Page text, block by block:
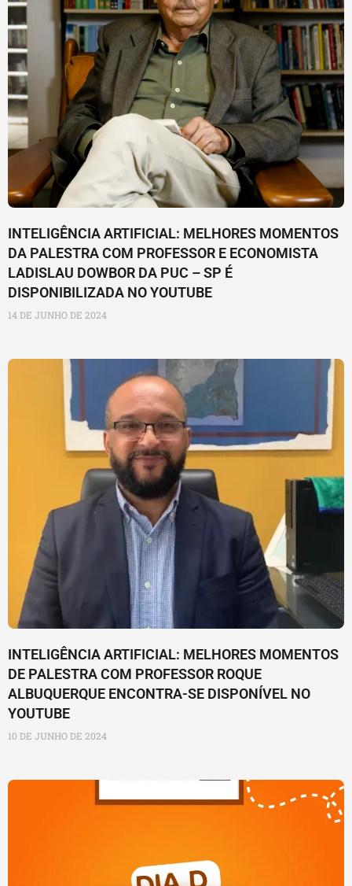
INTELIGÊNCIA ARTIFICIAL: MELHORES MOMENTOS
DA PALESTRA COM PROFESSOR E ECONOMISTA
LADISLAU DOWBOR DA PUC – SP É
DISPONIBILIZADA NO YOUTUBE
14 DE JUNHO DE 2024
INTELIGÊNCIA ARTIFICIAL: MELHORES MOMENTOS
DE PALESTRA COM PROFESSOR ROQUE
ALBUQUERQUE ENCONTRA-SE DISPONÍVEL NO
YOUTUBE
10 DE JUNHO DE 2024